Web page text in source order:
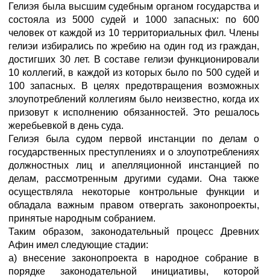
Гелиэя была высшим судебным органом государства и
состояла из 5000 судей и 1000 запасных: по 600
человек от каждой из 10 территориальных фил. Члены
гелиэи избирались по жребию на один год из граждан,
достигших 30 лет. В составе гелиэи функционировали
10 коллегий, в каждой из которых было по 500 судей и
100 запасных. В целях предотвращения возможных
злоупотреблений коллегиям было неизвестно, когда их
призовут к исполнению обязанностей. Это решалось
жеребьевкой в день суда.
Гелиэя была судом первой инстанции по делам о
государственных преступлениях и о злоупотреблениях
должностных лиц и апелляционной инстанцией по
делам, рассмотренным другими судами. Она также
осуществляла некоторые контрольные функции и
обладала важным правом отвергать законопроекты,
принятые народным собранием.
Таким образом, законодательный процесс Древних
Афин имел следующие стадии:
а) внесение законопроекта в народное собрание в
порядке законодательной инициативы, которой